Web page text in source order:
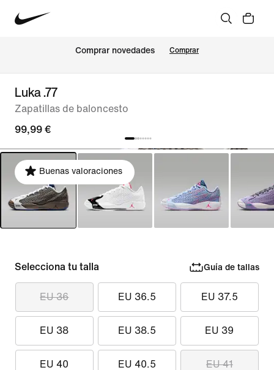
Comprar novedades Comprar
Luka .77
Zapatillas de baloncesto
99,99 €
Buenas valoraciones
Selecciona tu talla Guía de tallas
EU 36 EU 36.5 EU 37.5
EU 38 EU 38.5 EU 39
EU 40 EU 40.5 EU 41